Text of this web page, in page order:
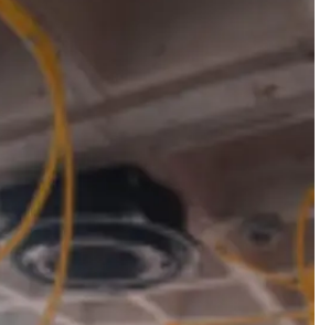
de ar condicionado com pmoc
paulo
pmoc
pmoc
pmoc sp